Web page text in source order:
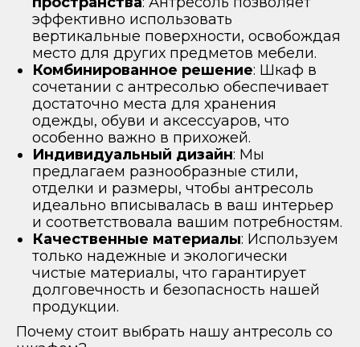
эффективно использовать
вертикальные поверхности, освобождая
место для других предметов мебели.
Комбинированное решение: Шкаф в
сочетании с антресолью обеспечивает
достаточно места для хранения
одежды, обуви и аксессуаров, что
особенно важно в прихожей.
Индивидуальный дизайн: Мы
предлагаем разнообразные стили,
отделки и размеры, чтобы антресоль
идеально вписывалась в ваш интерьер
и соответствовала вашим потребностям.
Качественные материалы: Используем
только надежные и экологически
чистые материалы, что гарантирует
долговечность и безопасность нашей
продукции.
Почему стоит выбрать нашу антресоль со